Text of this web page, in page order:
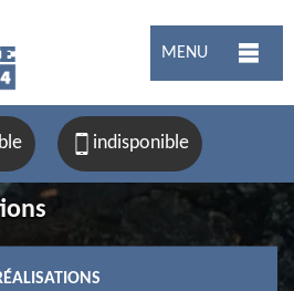
MENU
indisponible